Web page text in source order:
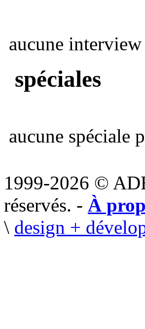
aucune
spéciales
aucune spéciale
1999-2026 ©
réservés. - À
\ design +